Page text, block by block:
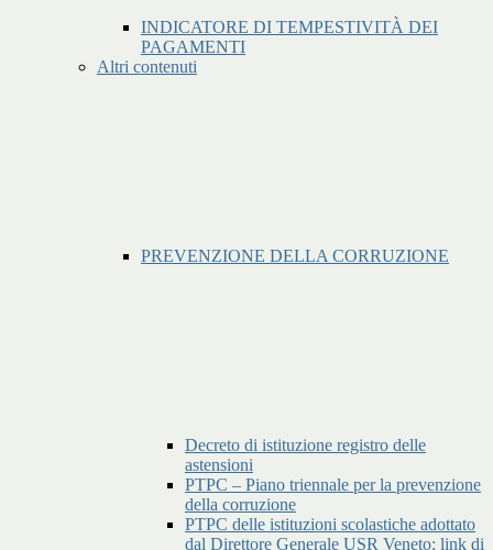
INDICATORE DI TEMPESTIVITÀ DEI
PAGAMENTI
Altri contenuti
PREVENZIONE DELLA CORRUZIONE
Decreto di istituzione registro delle
astensioni
PTPC – Piano triennale per la prevenzione
della corruzione
PTPC delle istituzioni scolastiche adottato
dal Direttore Generale USR Veneto: link di